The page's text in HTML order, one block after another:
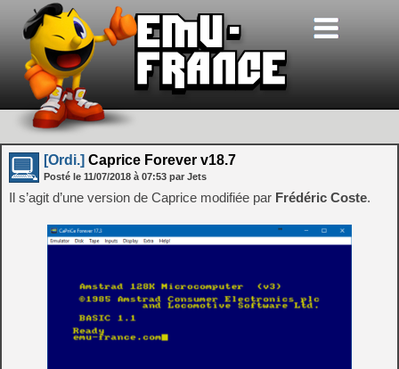
[Ordi.] Caprice Forever v18.7
Posté le 11/07/2018 à 07:53 par Jets
Il s’agit d’une version de Caprice modifiée par Frédéric Coste.